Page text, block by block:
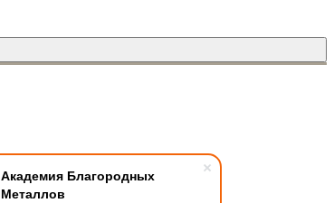
Академия Благородных
Металлов